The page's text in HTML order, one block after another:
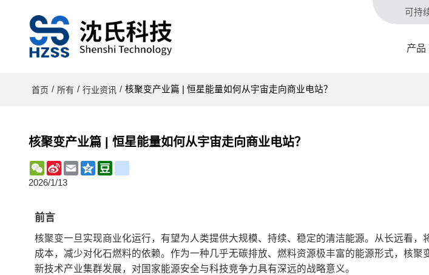
可持
产品
首页 / 所有 / 行业资讯 / 核聚变产业篇 | 恒星能量如何从宇宙走向商业电站？
核聚变产业篇 | 恒星能量如何从宇宙走向商业电站？
WeChat
Sina
Weibo
EmailQzoneDouban
2026/1/13
前言
核聚变一旦实现商业化运行，有望为人类提供大规模、持续、稳定的清洁能源。从长远看，
成本，减少对化石燃料的依赖。作为一种几乎无碳排放、燃料资源极丰富的能源形式，核聚
新技术产业集群发展，对国家能源安全与科技竞争力具有深远的战略意义。